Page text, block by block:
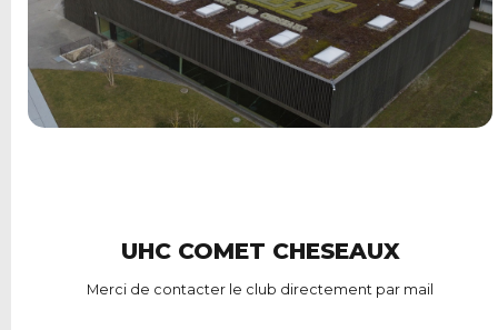
UHC COMET CHESEAUX
Merci de contacter le club directement par mail